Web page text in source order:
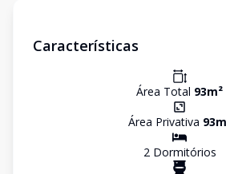
Características
Área Total 93m²
Área Privativa 93
2Dormitórios